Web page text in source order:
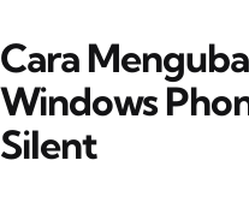
Cara
Windows
Silent